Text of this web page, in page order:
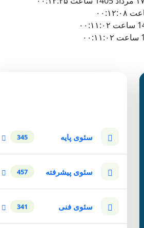
سئوی پایه 345
سئوی پیشرفته 457
سئوی فنی 341